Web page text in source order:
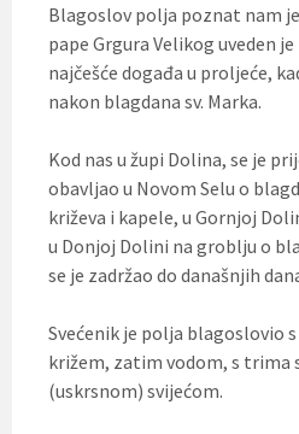
Blagoslov polja poznat nam
pape Grgura Velikog uveden
najčešće događa u proljeće,
nakon blagdana sv. Marka.
Kod nas u župi Dolina, se je
obavljao u Novom Selu o
križeva i kapele, u Gornjoj
u Donjoj Dolini na groblju o
se je zadržao do današnjih
Svećenik je polja blagoslovio
križem, zatim vodom, s trima
(uskrsnom) svijećom.